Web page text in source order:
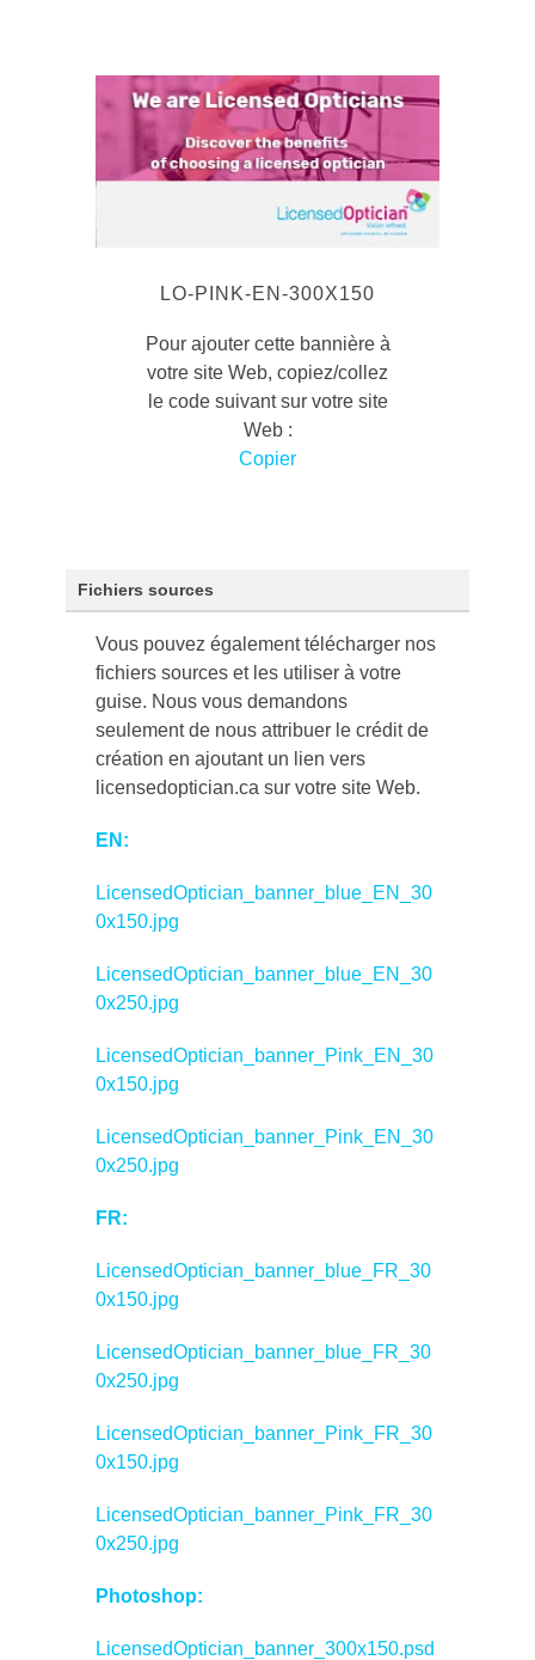
LO-PINK-EN-300X150
Pour ajouter cette bannière à
votre site Web, copiez/collez
le code suivant sur votre site
Web :
Copier
Fichiers sources
Vous pouvez également télécharger nos
fichiers sources et les utiliser à votre
guise. Nous vous demandons
seulement de nous attribuer le crédit de
création en ajoutant un lien vers
licensedoptician.ca sur votre site Web.
EN:
LicensedOptician_banner_blue_EN_30
0x150.jpg
LicensedOptician_banner_blue_EN_30
0x250.jpg
LicensedOptician_banner_Pink_EN_30
0x150.jpg
LicensedOptician_banner_Pink_EN_30
0x250.jpg
FR:
LicensedOptician_banner_blue_FR_30
0x150.jpg
LicensedOptician_banner_blue_FR_30
0x250.jpg
LicensedOptician_banner_Pink_FR_30
0x150.jpg
LicensedOptician_banner_Pink_FR_30
0x250.jpg
Photoshop:
LicensedOptician_banner_300x150.psd